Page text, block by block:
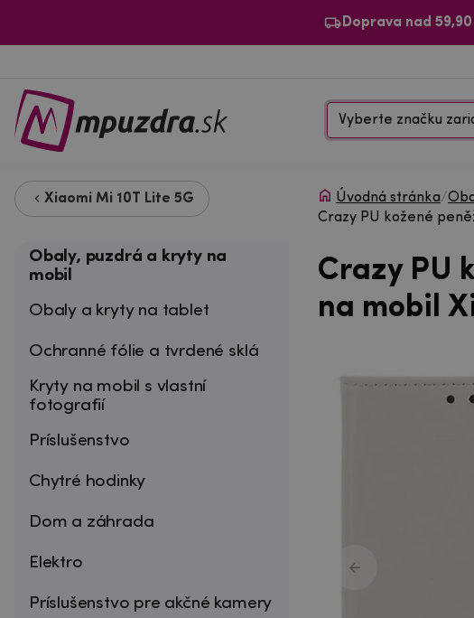
Doprava nad
Vyberte značku
Xiaomi Mi 10T Lite 5G
Obaly, puzdrá a kryty na
mobil
Obaly a kryty na tablet
Ochranné fólie a tvrdené sklá
Kryty na mobil s vlastní
fotografií
Príslušenstvo
Chytré hodinky
Dom a záhrada
Elektro
Príslušenstvo pre akčné kamery
Úvodná stránka/
Crazy PU kožené
Crazy PU
na mobil